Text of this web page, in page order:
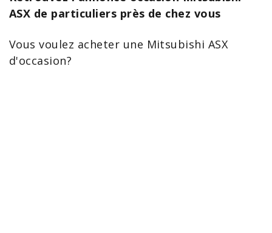
ASX de particuliers près de chez vous
Vous voulez acheter une Mitsubishi ASX
d'occasion?